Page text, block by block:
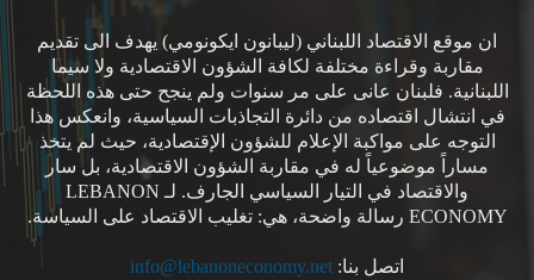
ان موقع الاقتصاد اللبناني (ليبانون ايكونومي) يهدف الى تقديم
مقاربة وقراءة مختلفة لكافة الشؤون الاقتصادية ولا سيما
اللبنانية. فلبنان عانى على مر سنوات ولم ينجح حتى هذه اللحظة
في انتشال اقتصاده من دائرة التجاذبات السياسية، وانعكس هذا
التوجه على مواكبة الإعلام للشؤون الإقتصادية، حيث لم يتخذ
مساراً موضوعياً له في مقاربة الشؤون الاقتصادية، بل سار
والاقتصاد في التيار السياسي الجارف. لـ LEBANON
ECONOMY رسالة واضحة، هي: تغليب الاقتصاد على السياسة.
اتصل بنا: info@lebanoneconomy.net